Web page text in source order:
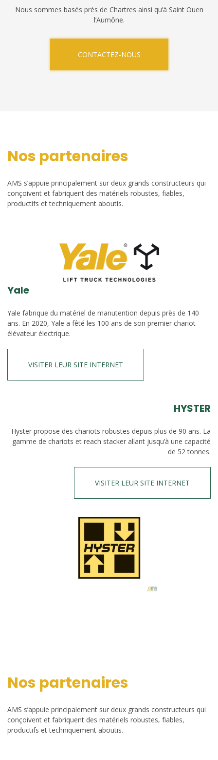
Nous sommes basés près de Chartres ainsi qu’à Saint Ouen
l’Aumône.
CONTACTEZ-NOUS
Nos partenaires
AMS s’appuie principalement sur deux grands constructeurs qui
conçoivent et fabriquent des matériels robustes, fiables,
productifs et techniquement aboutis.
Yale
Yale fabrique du matériel de manutention depuis près de 140
ans. En 2020, Yale a fêté les 100 ans de son premier chariot
élévateur électrique.
VISITER LEUR SITE INTERNET
HYSTER
Hyster propose des chariots robustes depuis plus de 90 ans. La
gamme de chariots et reach stacker allant jusqu’à une capacité
de 52 tonnes.
VISITER LEUR SITE INTERNET
Nos partenaires
AMS s’appuie principalement sur deux grands constructeurs qui
conçoivent et fabriquent des matériels robustes, fiables,
productifs et techniquement aboutis.